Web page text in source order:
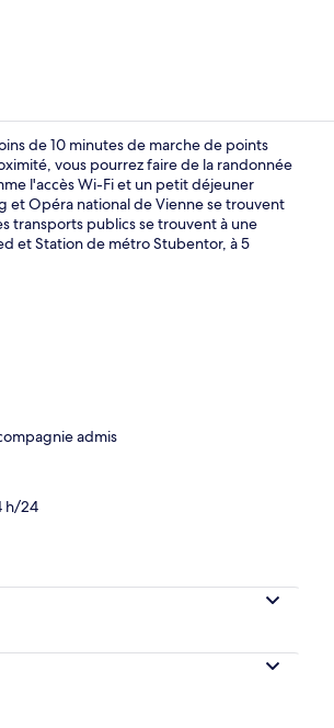
Petit
de 10 minutes de marche de points
vous pourrez faire de la randonnée
l'accès Wi-Fi et un petit déjeuner
et Opéra national de Vienne se trouvent
transports publics se trouvent à une
et Station de métro Stubentor, à 5
admis
h/24